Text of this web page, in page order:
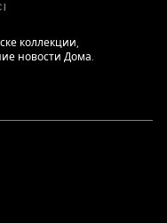
коллекции,
новости Дома.